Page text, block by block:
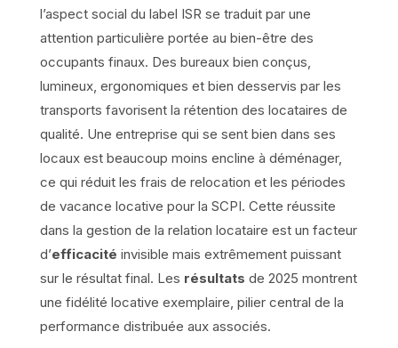
l’aspect social du label ISR se traduit par une
attention particulière portée au bien-être des
occupants finaux. Des bureaux bien conçus,
lumineux, ergonomiques et bien desservis par les
transports favorisent la rétention des locataires de
qualité. Une entreprise qui se sent bien dans ses
locaux est beaucoup moins encline à déménager,
ce qui réduit les frais de relocation et les périodes
de vacance locative pour la SCPI. Cette réussite
dans la gestion de la relation locataire est un facteur
d’efficacité invisible mais extrêmement puissant
sur le résultat final. Les résultats de 2025 montrent
une fidélité locative exemplaire, pilier central de la
performance distribuée aux associés.